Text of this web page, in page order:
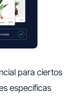
para ciertos
específicas